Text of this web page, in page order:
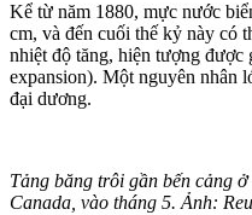
Kể từ năm 1880, mực nước
cm, và đến cuối thế kỷ này có
nhiệt độ tăng, hiện tượng được
expansion). Một nguyên nhân
đại dương.
Tảng băng trôi gần bến cảng
Canada, vào tháng 5. Ảnh: